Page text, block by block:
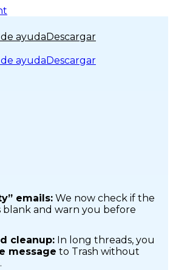
ayudaDescargar
ayudaDescargar
emails: We now check if the
blank and warn you before
cleanup: In long threads, you
message to Trash without